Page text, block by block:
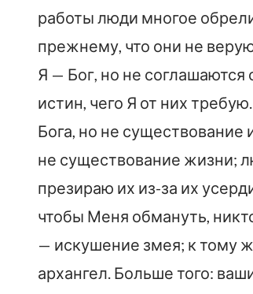
работы люди многое
прежнему, что они не
Я — Бог, но не соглашаются
истин, чего Я от них
Бога, но не
не существование жизни;
презираю их из-за их
чтобы Меня обмануть,
— искушение змея; к тому
архангел. Больше того: